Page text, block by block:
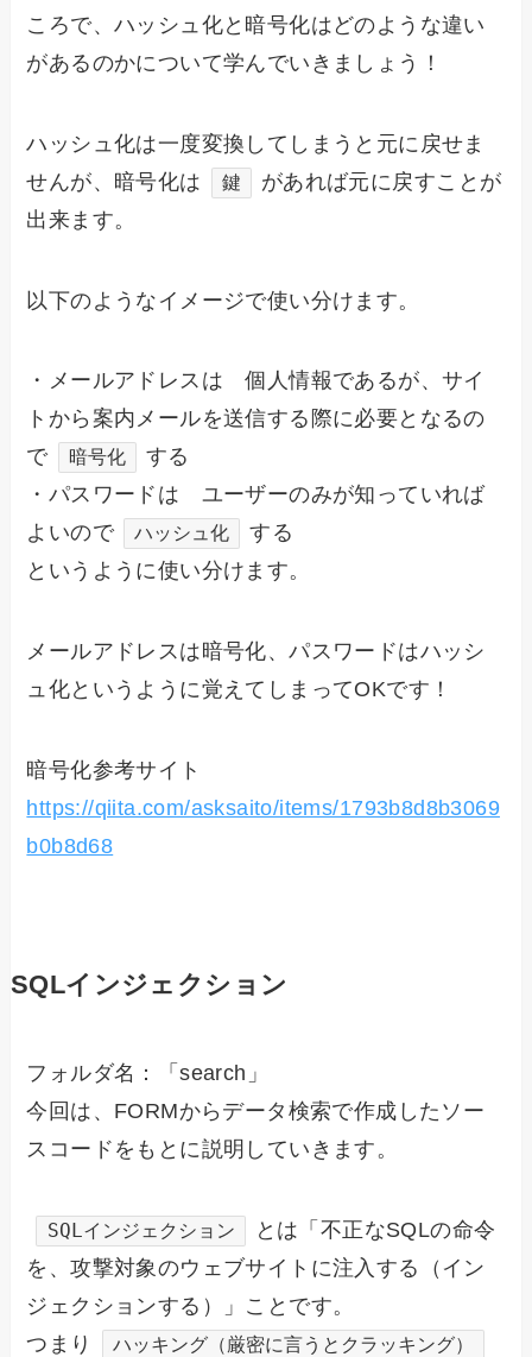
ころで、ハッシュ化と暗号化はどのような違い
があるのかについて学んでいきましょう！
ハッシュ化は一度変換してしまうと元に戻せま
せんが、暗号化は
鍵
があれば元に戻すことが
出来ます。
以下のようなイメージで使い分けます。
・メールアドレスは 個人情報であるが、サイ
トから案内メールを送信する際に必要となるの
で
暗号化
する
・パスワードは ユーザーのみが知っていれば
よいので
ハッシュ化
する
というように使い分けます。
メールアドレスは暗号化、パスワードはハッシ
ュ化というように覚えてしまってOKです！
暗号化参考サイト
https://qiita.com/asksaito/items/1793b8d8b3069
b0b8d68
SQLインジェクション
フォルダ名：「search」
今回は、FORMからデータ検索で作成したソー
スコードをもとに説明していきます。
SQLインジェクション
とは「不正なSQLの命令
を、攻撃対象のウェブサイトに注入する（イン
ジェクションする）」ことです。
つまり
ハッキング（厳密に言うとクラッキング）